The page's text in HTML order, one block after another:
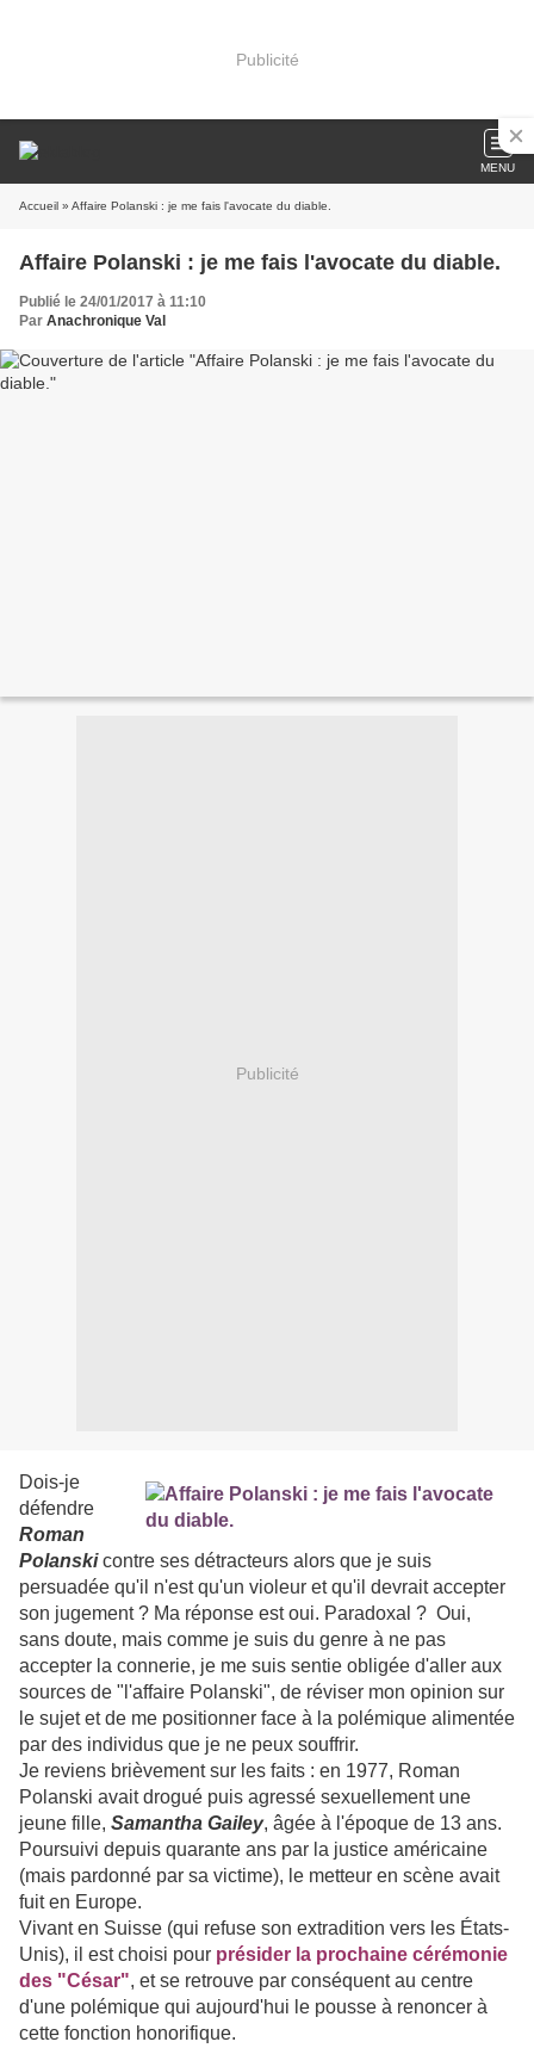
Publicité
MENU
Accueil » Affaire Polanski : je me fais l'avocate du diable.
Affaire Polanski : je me fais l'avocate du diable.
Publié le 24/01/2017 à 11:10
Par Anachronique Val
Publicité
Dois-je
défendre
Roman
Polanskicontre ses détracteurs alors que je suis
persuadée qu'il n'est qu'un violeur et qu'il devrait accepter
son jugement ? Ma réponse est oui. Paradoxal ? Oui,
sans doute, mais comme je suis du genre à ne pas
accepter la connerie, je me suis sentie obligée d'aller aux
sources de "l'affaire Polanski", de réviser mon opinion sur
le sujet et de me positionner face à la polémique alimentée
par des individus que je ne peux souffrir.
Je reviens brièvement sur les faits : en 1977, Roman
Polanski avait drogué puis agressé sexuellement une
jeune fille, Samantha Gailey, âgée à l'époque de 13 ans.
Poursuivi depuis quarante ans par la justice américaine
(mais pardonné par sa victime), le metteur en scène avait
fuit en Europe.
Vivant en Suisse (qui refuse son extradition vers les États-
Unis), il est choisi pour présider la prochaine cérémonie
des "César", et se retrouve par conséquent au centre
d'une polémique qui aujourd'hui le pousse à renoncer à
cette fonction honorifique.